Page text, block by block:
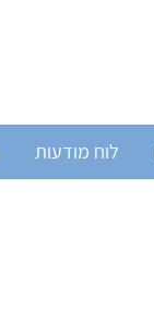
לוח מודעות